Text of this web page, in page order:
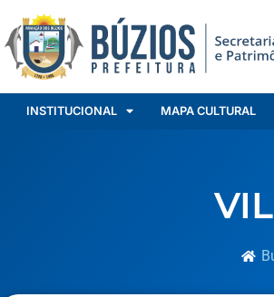
INSTITUCIONAL MAPA CULTURAL